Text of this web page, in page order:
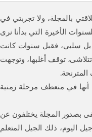
بالمجلة، ولا تجربتي في
الأخيرة التي بدأنا نرى
بل سلبي، فقبل سنوات كانت
توقف أغلبها، وتوجهت
أنها في منعطف مرحلة زمنية
بصدور المجلة يختلفون عن
اليوم، ذلك الجيل المتعلم